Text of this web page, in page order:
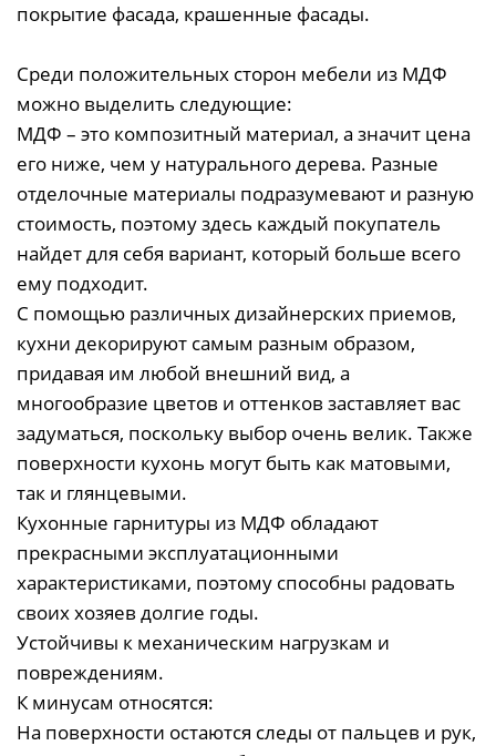
покрытие фасада, крашенные фасады.
Среди положительных сторон мебели из МДФ
можно выделить следующие:
МДФ – это композитный материал, а значит цена
его ниже, чем у натурального дерева. Разные
отделочные материалы подразумевают и разную
стоимость, поэтому здесь каждый покупатель
найдет для себя вариант, который больше всего
ему подходит.
С помощью различных дизайнерских приемов,
кухни декорируют самым разным образом,
придавая им любой внешний вид, а
многообразие цветов и оттенков заставляет вас
задуматься, поскольку выбор очень велик. Также
поверхности кухонь могут быть как матовыми,
так и глянцевыми.
Кухонные гарнитуры из МДФ обладают
прекрасными эксплуатационными
характеристиками, поэтому способны радовать
своих хозяев долгие годы.
Устойчивы к механическим нагрузкам и
повреждениям.
К минусам относятся:
На поверхности остаются следы от пальцев и рук,